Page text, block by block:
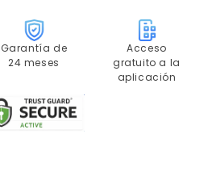
Garantía de
24 meses
Acceso
gratuito a la
aplicación